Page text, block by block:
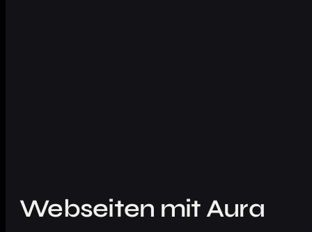
Webseiten mit Aura